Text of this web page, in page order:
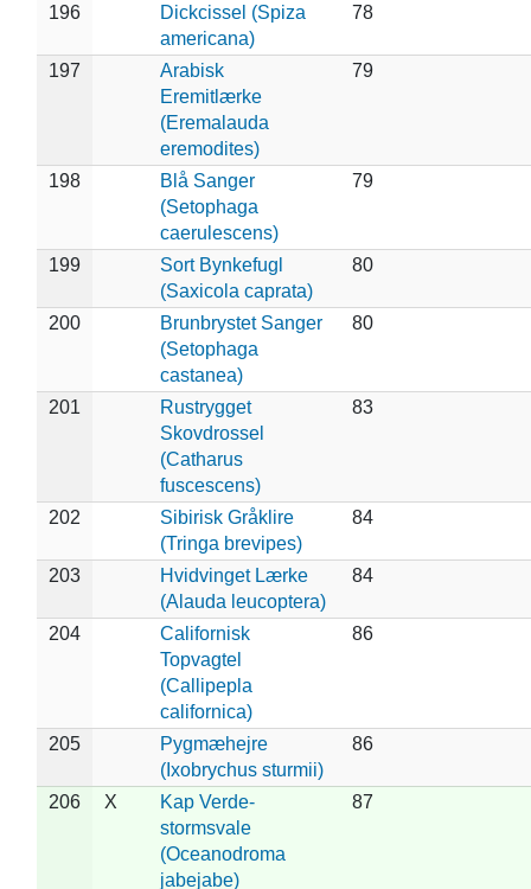
196
Dickcissel (Spiza
americana)
78
197
Arabisk
Eremitlærke
(Eremalauda
eremodites)
79
198
Blå Sanger
(Setophaga
caerulescens)
79
199
Sort Bynkefugl
(Saxicola caprata)
80
200
Brunbrystet Sanger
(Setophaga
castanea)
80
201
Rustrygget
Skovdrossel
(Catharus
fuscescens)
83
202
Sibirisk Gråklire
(Tringa brevipes)
84
203
Hvidvinget Lærke
(Alauda leucoptera)
84
204
Californisk
Topvagtel
(Callipepla
californica)
86
205
Pygmæhejre
(Ixobrychus sturmii)
86
206 X
Kap Verde-
stormsvale
(Oceanodroma
jabejabe)
87